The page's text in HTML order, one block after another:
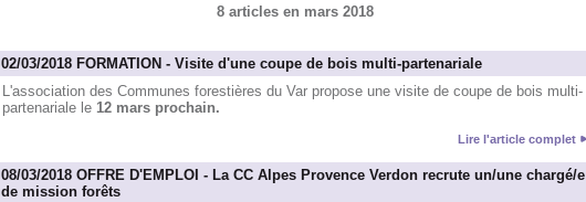
8 articles en mars 2018
02/03/2018 FORMATION - Visite d'une coupe de bois multi-partenariale
L'association des Communes forestières du Var propose une visite de coupe de bois multi-
partenariale le 12 mars prochain.
Lire l'article complet
08/03/2018 OFFRE D'EMPLOI - La CC Alpes Provence Verdon recrute un/une chargé/e
de mission forêts